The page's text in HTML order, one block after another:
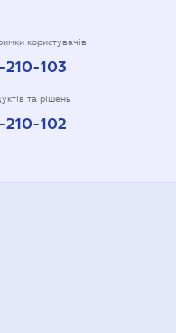
користувачів
103
та рішень
102